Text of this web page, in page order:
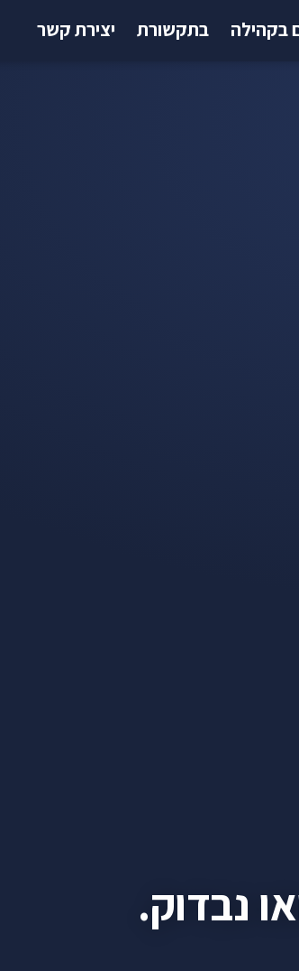
בקהילה בתקשורת יצירת קשר
נבדוק.
הבטחה ומה שונה
ייחודית לניהול תיקים. ליווי אישי; התשלום —
למשפחה. כאן נסביר את ההבדלים